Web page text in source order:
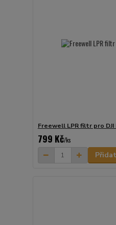
Freewell LPR filtr pro DJI
799 Kč/ks